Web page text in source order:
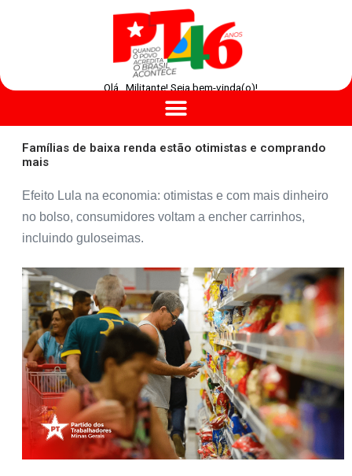
Olá , Militante! Seja bem-vinda(o)!
Famílias de baixa renda estão otimistas e comprando
mais
Efeito Lula na economia: otimistas e com mais dinheiro
no bolso, consumidores voltam a encher carrinhos,
incluindo guloseimas.